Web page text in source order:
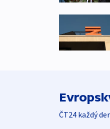
ČT24 každý